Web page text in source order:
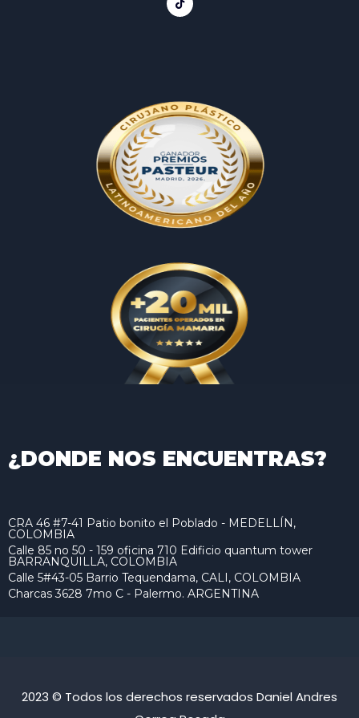
¿DONDE NOS ENCUENTRAS?
CRA 46 #7-41 Patio bonito el Poblado - MEDELLÍN,
COLOMBIA
Calle 85 no 50 - 159 oficina 710 Edificio quantum tower
BARRANQUILLA, COLOMBIA
Calle 5#43-05 Barrio Tequendama, CALI, COLOMBIA
Charcas 3628 7mo C - Palermo. ARGENTINA
2023 © Todos los derechos reservados Daniel Andres